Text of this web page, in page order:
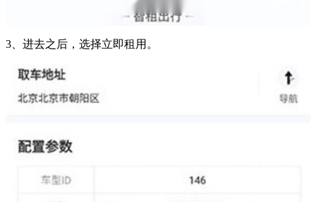
3、进去之后，选择立即租用。